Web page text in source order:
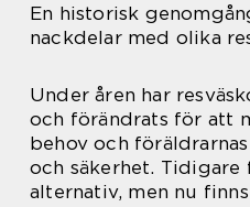
En historisk
nackdelar med olika
Under åren har
och förändrats för att
behov och
och säkerhet. Tidigare
alternativ, men nu